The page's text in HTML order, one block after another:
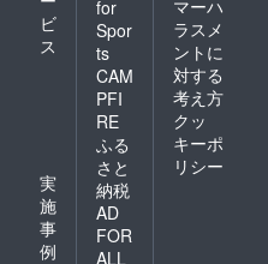
ビ
ス
実
施
事
例
for
Spor
ts
CAM
PFI
RE
ふる
さと
納税
AD
FOR
ALL
マーハ
ラスメ
ントに
対する
考え方
クッ
キーポ
リシー